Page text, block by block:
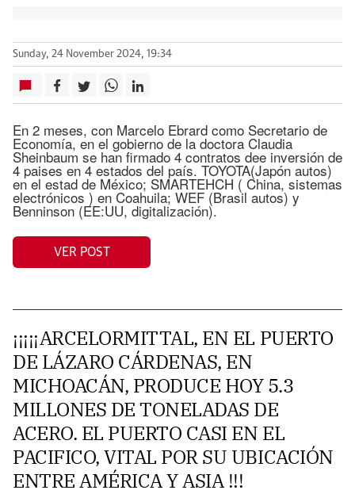
Sunday, 24 November 2024, 19:34
En 2 meses, con Marcelo Ebrard como Secretario de
Economía, en el gobierno de la doctora Claudia
Sheinbaum se han firmado 4 contratos dee inversión de
4 paises en 4 estados del país. TOYOTA(Japón autos)
en el estad de México; SMARTEHCH ( China, sistemas
electrónicos ) en Coahuila; WEF (Brasil autos) y
Benninson (EE:UU, digitalización).
VER POST
¡¡¡¡¡ARCELORMITTAL, EN EL PUERTO
DE LÁZARO CÁRDENAS, EN
MICHOACÁN, PRODUCE HOY 5.3
MILLONES DE TONELADAS DE
ACERO. EL PUERTO CASI EN EL
PACIFICO, VITAL POR SU UBICACIÓN
ENTRE AMÉRICA Y ASIA !!!